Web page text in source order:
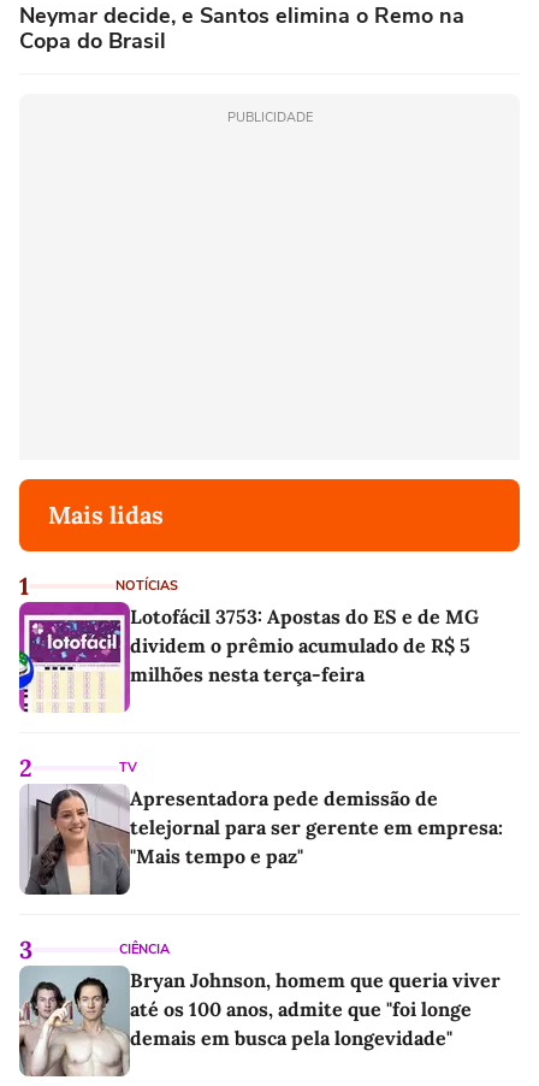
Neymar decide, e Santos elimina o Remo na
Copa do Brasil
PUBLICIDADE
Mais lidas
1 NOTÍCIAS
Lotofácil 3753: Apostas do ES e de MG
dividem o prêmio acumulado de R$ 5
milhões nesta terça-feira
2 TV
Apresentadora pede demissão de
telejornal para ser gerente em empresa:
"Mais tempo e paz"
3 CIÊNCIA
Bryan Johnson, homem que queria viver
até os 100 anos, admite que "foi longe
demais em busca pela longevidade"